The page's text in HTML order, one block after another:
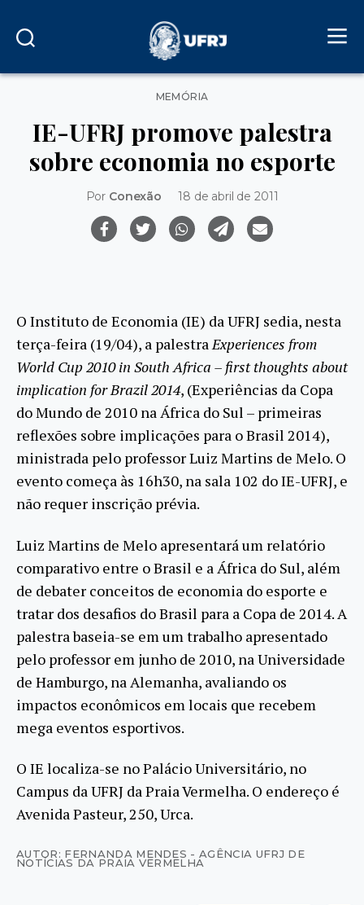
Categorias
MEMÓRIA
IE-UFRJ promove palestra
sobre economia no esporte
Por Conexão 18 de abril de 2011
O Instituto de Economia (IE) da UFRJ sedia, nesta
terça-feira (19/04), a palestraExperiences from
World Cup 2010 in South Africa – first thoughts about
implication for Brazil 2014, (Experiências da Copa
do Mundo de 2010 na África do Sul – primeiras
reflexões sobre implicações para o Brasil 2014),
ministrada pelo professor Luiz Martins de Melo. O
evento começa às 16h30, na sala 102 do IE-UFRJ, e
não requer inscrição prévia.
Luiz Martins de Melo apresentará um relatório
comparativo entre o Brasil e a África do Sul, além
de debater conceitos de economia do esporte e
tratar dos desafios do Brasil para a Copa de 2014. A
palestra baseia-se em um trabalho apresentado
pelo professor em junho de 2010, na Universidade
de Hamburgo, na Alemanha, avaliando os
impactos econômicos em locais que recebem
mega eventos esportivos.
O IE localiza-se no Palácio Universitário, no
Campus da UFRJ da Praia Vermelha. O endereço é
Avenida Pasteur, 250, Urca.
AUTOR: FERNANDA MENDES - AGÊNCIA UFRJ DE
NOTÍCIAS DA PRAIA VERMELHA